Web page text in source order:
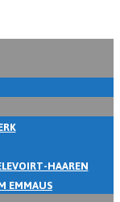
HAAREN
EMMAUS